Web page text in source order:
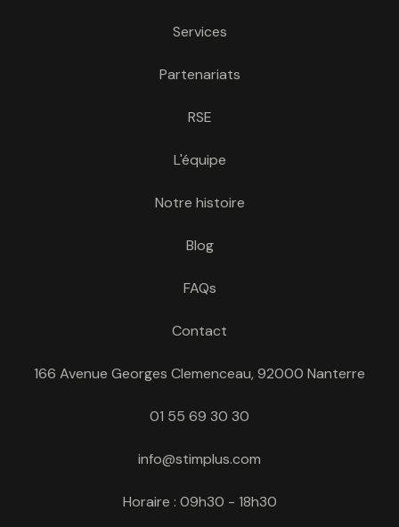
Services
Partenariats
RSE
L'équipe
Notre histoire
Blog
FAQs
Contact
166 Avenue Georges Clemenceau, 92000 Nanterre
01 55 69 30 30
info@stimplus.com
Horaire : 09h30 - 18h30